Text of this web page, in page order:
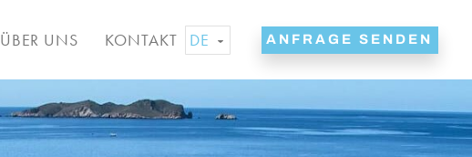
NL
DE
ÜBER UNS KONTAKT ANFRAGE SENDEN